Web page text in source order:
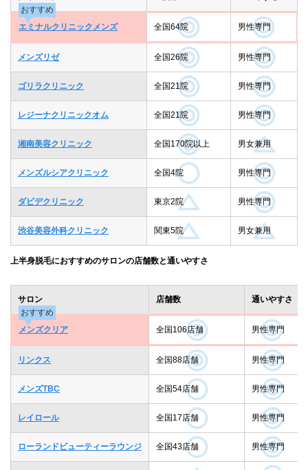
おすすめ
エミナルクリニックメンズ
全国64院 男性専門
メンズリゼ 全国26院 男性専門
ゴリラクリニック 全国21院 男性専門
レジーナクリニックオム 全国21院 男性専門
湘南美容クリニック 全国170院以上 男女兼用
メンズルシアクリニック 全国4院 男性専門
ダビデクリニック 東京2院 男性専門
渋谷美容外科クリニック 関東5院 男女兼用
上半身脱毛におすすめのサロンの店舗数と通いやすさ
サロン 店舗数
通いやすさ
おすすめ
メンズクリア
全国106店舗 男性専門
リンクス 全国88店舗 男性専門
メンズTBC 全国54店舗 男性専門
レイロール 全国17店舗 男性専門
ローランドビューティーラウンジ 全国43店舗 男性専門